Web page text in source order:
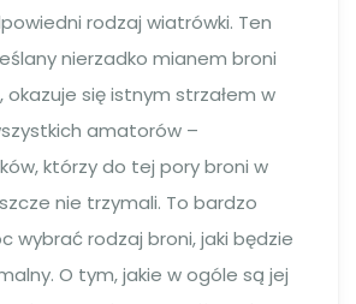
rodzaj wiatrówki. Ten
nierzadko mianem broni
się istnym strzałem w
amatorów –
którzy do tej pory broni w
nie trzymali. To bardzo
wybrać rodzaj broni, jaki będzie
O tym, jakie w ogóle są jej